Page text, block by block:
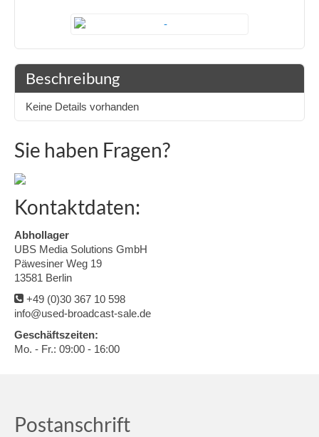
Beschreibung
Keine Details vorhanden
Sie haben Fragen?
Kontaktdaten:
Abhollager
UBS Media Solutions GmbH
Päwesiner Weg 19
13581 Berlin
+49 (0)30 367 10 598
info@used-broadcast-sale.de
Geschäftszeiten:
Mo. - Fr.: 09:00 - 16:00
Postanschrift